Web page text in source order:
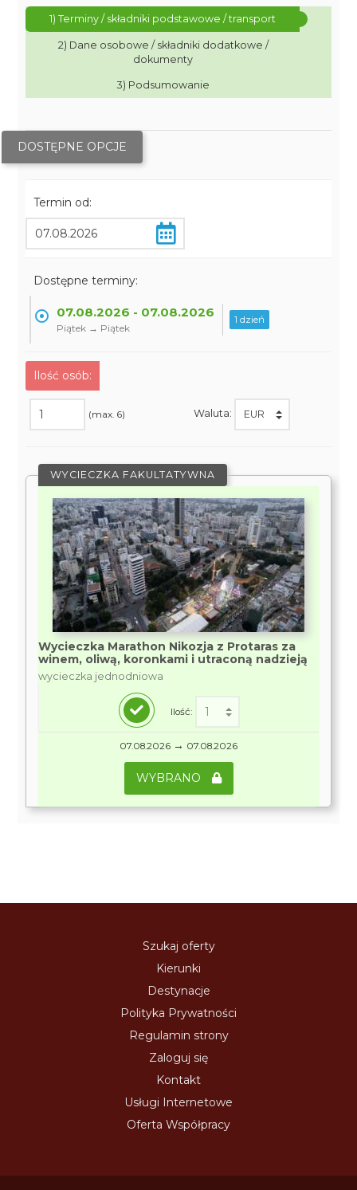
1) Terminy / składniki podstawowe / transport
2) Dane osobowe / składniki dodatkowe /
dokumenty
3) Podsumowanie
DOSTĘPNE OPCJE
Termin od:
Dostępne terminy:
07.08.2026 - 07.08.2026
Piątek → Piątek
1 dzień
Ilość osób:
(max. 6) Waluta:
WYCIECZKA FAKULTATYWNA
Wycieczka Marathon Nikozja z Protaras za
winem, oliwą, koronkami i utraconą nadzieją
wycieczka jednodniowa
Ilość:
07.08.2026 → 07.08.2026
WYBRANO
Szukaj oferty
Kierunki
Destynacje
Polityka Prywatności
Regulamin strony
Zaloguj się
Kontakt
Usługi Internetowe
Oferta Współpracy